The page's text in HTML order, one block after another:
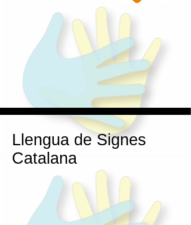
Llengua de Signes
Catalana